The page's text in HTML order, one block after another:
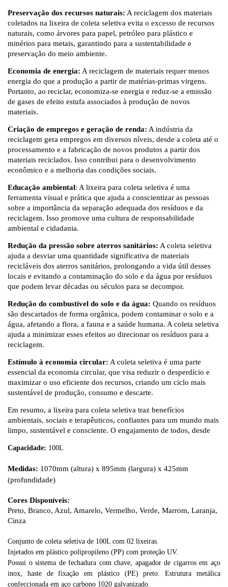
Preservação dos recursos naturais: A reciclagem dos materiais
coletados na lixeira de coleta seletiva evita o excesso de recursos
naturais, como árvores para papel, petróleo para plástico e
minérios para metais, garantindo para a sustentabilidade e
preservação do meio ambiente.
Economia de energia: A reciclagem de materiais requer menos
energia do que a produção a partir de matérias-primas virgens.
Portanto, ao reciclar, economiza-se energia e reduz-se a emissão
de gases de efeito estufa associados à produção de novos
materiais.
Criação de empregos e geração de renda: A indústria da
reciclagem gera empregos em diversos níveis, desde a coleta até o
processamento e a fabricação de novos produtos a partir dos
materiais reciclados. Isso contribui para o desenvolvimento
econômico e a melhoria das condições sociais.
Educação ambiental: A lixeira para coleta seletiva é uma
ferramenta visual e prática que ajuda a conscientizar as pessoas
sobre a importância da separação adequada dos resíduos e da
reciclagem. Isso promove uma cultura de responsabilidade
ambiental e cidadania.
Redução da pressão sobre aterros sanitários: A coleta seletiva
ajuda a desviar uma quantidade significativa de materiais
recicláveis ​​dos aterros sanitários, prolongando a vida útil desses
locais e evitando a contaminação do solo e da água por resíduos
que podem levar décadas ou séculos para se decompor.
Redução do combustível do solo e da água: Quando os resíduos
são descartados de forma orgânica, podem contaminar o solo e a
água, afetando a flora, a fauna e a saúde humana. A coleta seletiva
ajuda a minimizar esses efeitos ao direcionar os resíduos para a
reciclagem.
Estímulo à economia circular: A coleta seletiva é uma parte
essencial da economia circular, que visa reduzir o desperdício e
maximizar o uso eficiente dos recursos, criando um ciclo mais
sustentável de produção, consumo e descarte.
Em resumo, a lixeira para coleta seletiva traz benefícios
ambientais, sociais e terapêuticos, confiantes para um mundo mais
limpo, sustentável e consciente. O engajamento de todos, desde
Capacidade: 100L
Medidas: 1070mm (altura) x 895mm (largura) x 425mm
(profundidade)
Cores Disponíveis:
Preto, Branco, Azul, Amarelo, Vermelho, Verde, Marrom, Laranja,
Cinza
Conjunto de coleta seletiva de 100L com 02 lixeiras.
Injetados em plástico polipropileno (PP) com proteção UV.
Possui o sistema de fechadura com chave, apagador de cigarros em aço
inox, haste de fixação em plástico (PE) preto. Estrutura metálica
confeccionada em aço carbono 1020 galvanizado.